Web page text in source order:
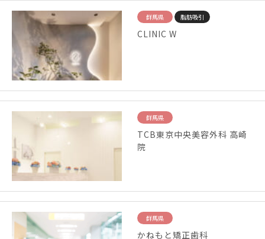
群馬県 脂肪吸引
CLINIC W
群馬県
TCB東京中央美容外科 高崎
院
群馬県
かねもと矯正歯科